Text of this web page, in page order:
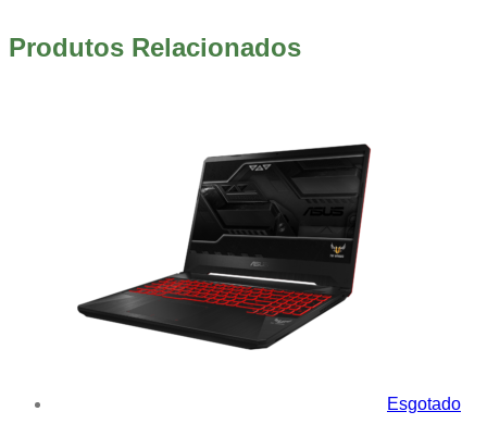
Produtos Relacionados
Esgotado